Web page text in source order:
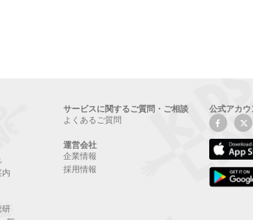
研
サービスに関するご質問・ご相談
よくあるご質問
運営会社
企業情報
採用情報
公式アカウ